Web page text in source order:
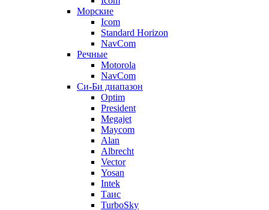
Морские
Icom
Standard Horizon
NavCom
Речные
Motorola
NavCom
Си-Би диапазон
Optim
President
Megajet
Maycom
Alan
Albrecht
Vector
Yosan
Intek
Таис
TurboSky